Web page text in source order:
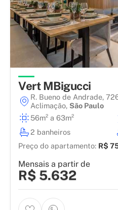
Vert MBigucci
R. Bueno de Andrade,
Aclimação, São Paulo
56m² a 63m²
2 banheiros
Preço do apartamento: R$
Mensais a partir de
R$ 5.632